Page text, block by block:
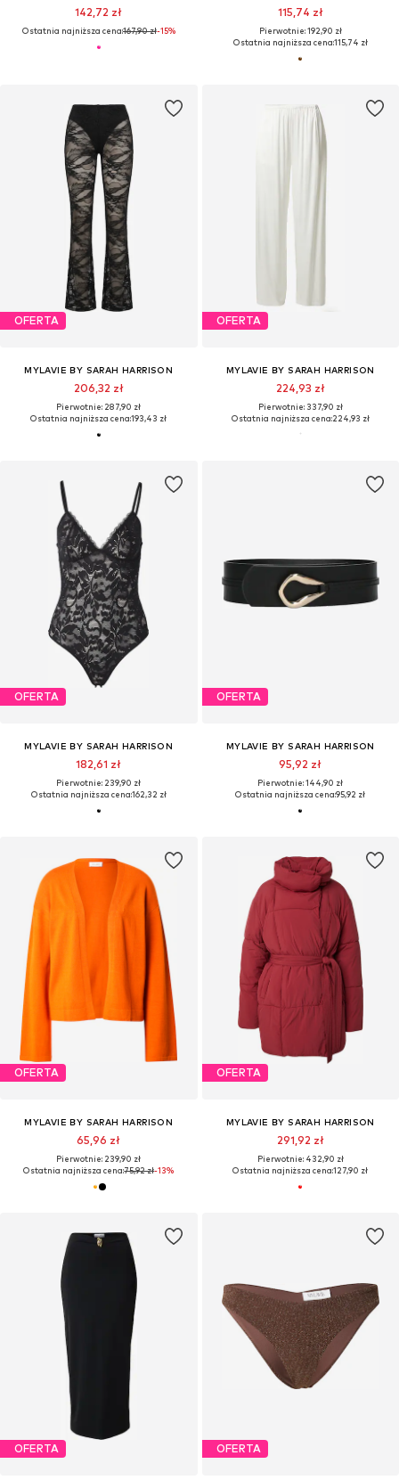
142,72 zł
Ostatnia najniższa cena:167,90 zł-15%
115,74 zł
Pierwotnie: 192,90 zł
Ostatnia najniższa cena:115,74 zł
OFERTA
MYLAVIE BY SARAH HARRISON
206,32 zł
Pierwotnie: 287,90 zł
Ostatnia najniższa cena:193,43 zł
OFERTA
MYLAVIE BY SARAH HARRISON
224,93 zł
Pierwotnie: 337,90 zł
Ostatnia najniższa cena:224,93 zł
OFERTA
MYLAVIE BY SARAH HARRISON
182,61 zł
Pierwotnie: 239,90 zł
Ostatnia najniższa cena:162,32 zł
OFERTA
MYLAVIE BY SARAH HARRISON
95,92 zł
Pierwotnie: 144,90 zł
Ostatnia najniższa cena:95,92 zł
OFERTA
MYLAVIE BY SARAH HARRISON
65,96 zł
Pierwotnie: 239,90 zł
Ostatnia najniższa cena:75,92 zł-13%
OFERTA
MYLAVIE BY SARAH HARRISON
291,92 zł
Pierwotnie: 432,90 zł
Ostatnia najniższa cena:127,90 zł
OFERTA OFERTA